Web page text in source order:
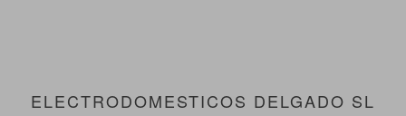
ELECTRODOMESTICOS DELGADO SL